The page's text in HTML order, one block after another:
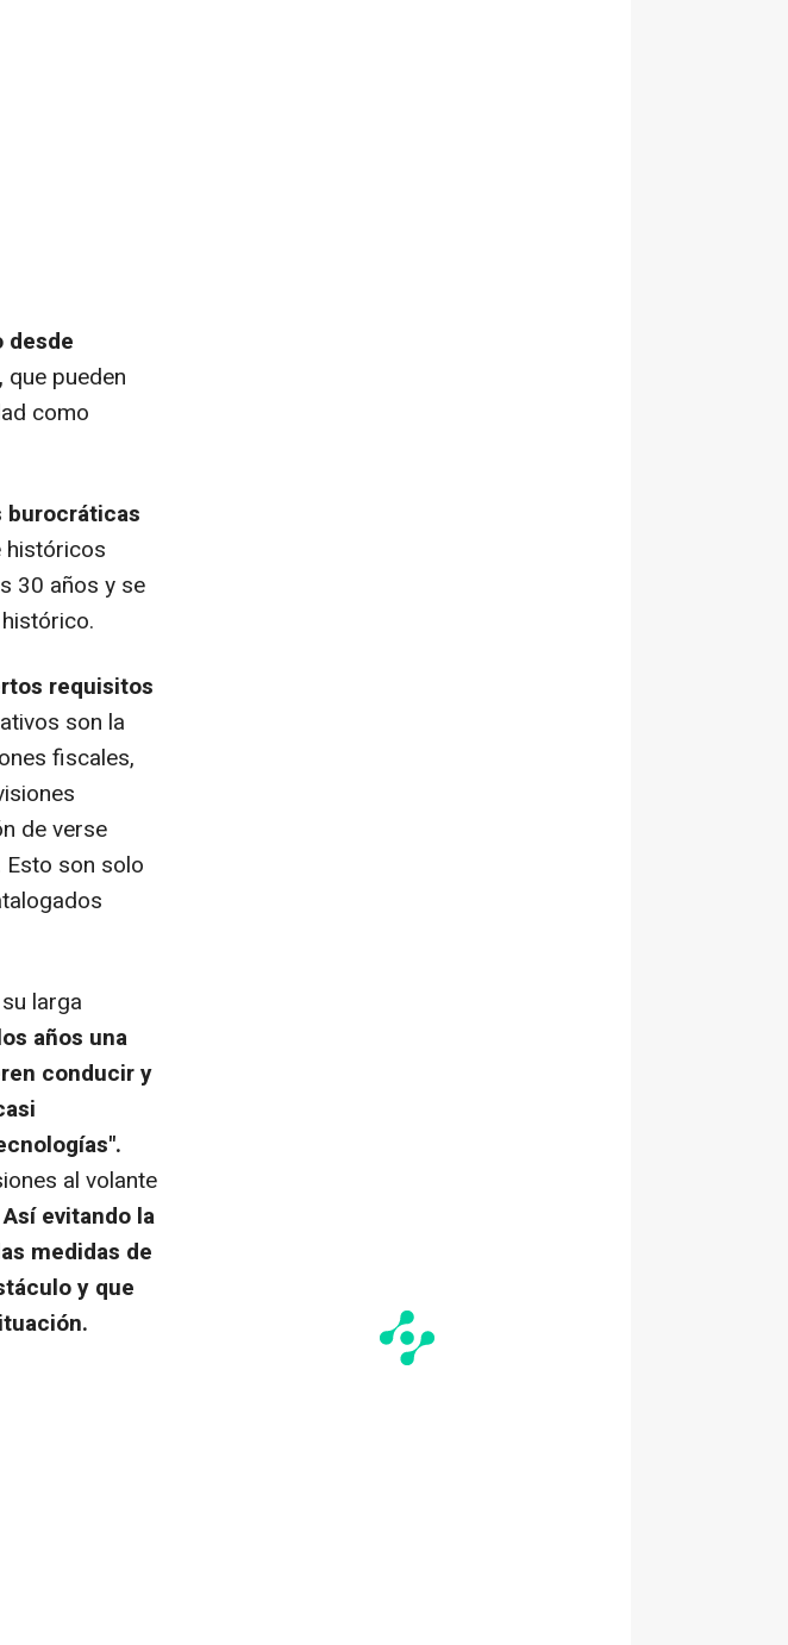
desde
que pueden
como
burocráticas
históricos
30 años y se
requisitos
son la
fiscales,
de verse
son solo
larga
años una
conducir y
al volante
Así evitando la
medidas de
y que